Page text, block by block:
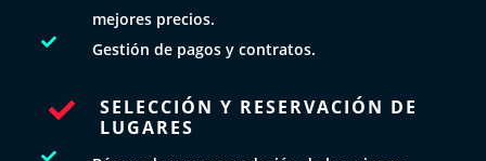
mejores precios.
 Gestión de pagos y contratos.

SELECCIÓN Y RESERVACIÓN DE
LUGARES
